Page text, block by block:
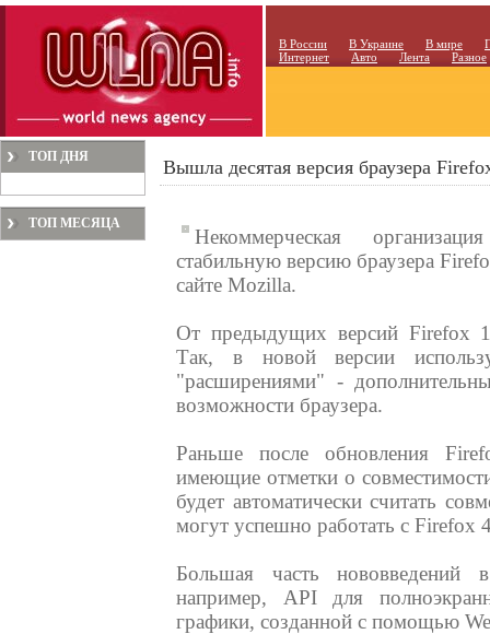
В России В Украине В мире
Интернет
Авто Лента Разное
ТОП ДНЯ
ТОП МЕСЯЦА
Вышла десятая версия браузера
Некоммерческая
стабильную версию браузера
сайте Mozilla.
От предыдущих версий Firefox
Так, в новой версии
"расширениями" -
возможности браузера.
Раньше после обновления
имеющие отметки о
будет автоматически считать
могут успешно работать с Firefox
Большая часть нововведений
например, API для
графики, созданной с помощью